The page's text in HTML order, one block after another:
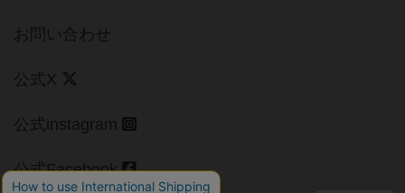
お問い合わせ
公式X
公式instagram
公式Facebook